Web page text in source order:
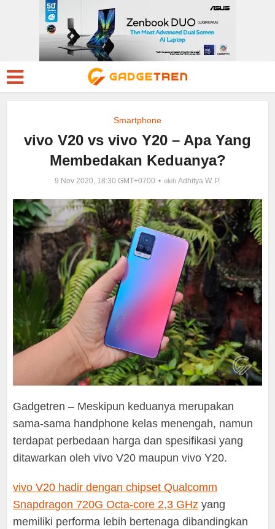
Smartphone
vivo V20 vs vivo Y20 – Apa Yang
Membedakan Keduanya?
9 Nov 2020, 18:30 GMT+0700 oleh Adhitya W. P.
Gadgetren – Meskipun keduanya merupakan
sama-sama handphone kelas menengah, namun
terdapat perbedaan harga dan spesifikasi yang
ditawarkan oleh vivo V20 maupun vivo Y20.
vivo V20 hadir dengan chipset Qualcomm
Snapdragon 720G Octa-core 2,3 GHz yang
memiliki performa lebih bertenaga dibandingkan